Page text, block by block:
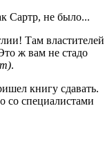
Сартр, не было...
Там
ж вам не стадо
.
книгу сдавать.
со специалистами